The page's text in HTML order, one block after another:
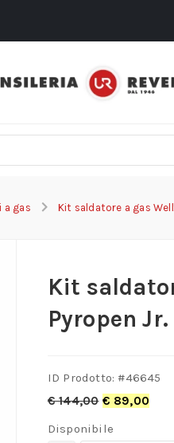
a gas Kit saldatore a gas
Kit
Pyropen Jr.
ID Prodotto: #46645
€144,00 € 89,00
Disponibile